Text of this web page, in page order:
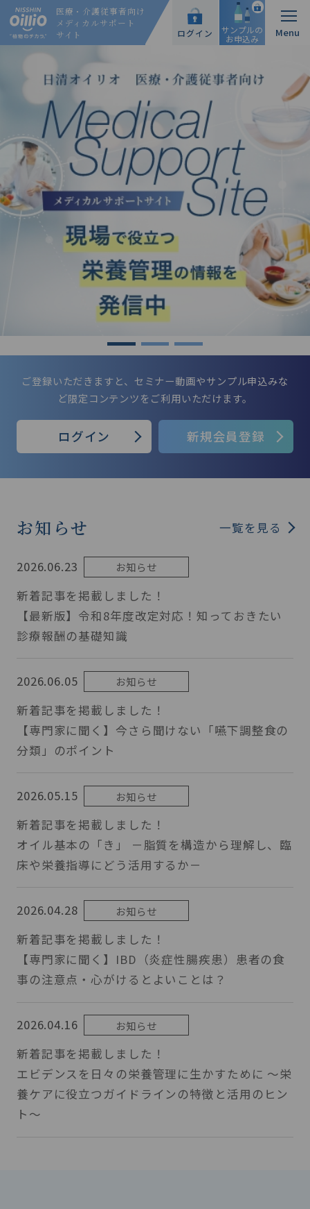
医療・介護従事者向け
メディカルサポート
サイト
ログイン サンプルの
お申込み
ご登録いただきますと、セミナー動画やサンプル申込みな
ど限定コンテンツをご利用いただけます。
ログイン 新規会員登録
お知らせ 一覧を見る
2026.06.23 お知らせ
新着記事を掲載しました！
【最新版】令和8年度改定対応！知っておきたい
診療報酬の基礎知識
2026.06.05 お知らせ
新着記事を掲載しました！
【専門家に聞く】今さら聞けない「嚥下調整食の
分類」のポイント
2026.05.15 お知らせ
新着記事を掲載しました！
オイル基本の「き」 －脂質を構造から理解し、臨
床や栄養指導にどう活用するか－
2026.04.28 お知らせ
新着記事を掲載しました！
【専門家に聞く】IBD（炎症性腸疾患）患者の食
事の注意点・心がけるとよいことは？
2026.04.16 お知らせ
新着記事を掲載しました！
エビデンスを日々の栄養管理に生かすために ～栄
養ケアに役立つガイドラインの特徴と活用のヒン
ト～